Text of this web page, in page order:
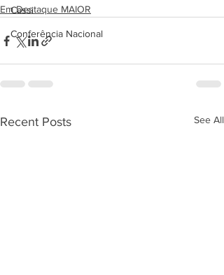
Cassi
Conferência Nacional
Em Destaque MAIOR
Recent Posts See All